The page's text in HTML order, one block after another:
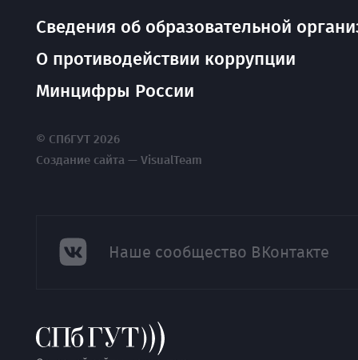
Сведения об образовательной
О противодействии коррупции
Минцифры России
© СПбГУТ 2026
Создание сайта — VisualTeam
Наше сообщество ВКонтакте